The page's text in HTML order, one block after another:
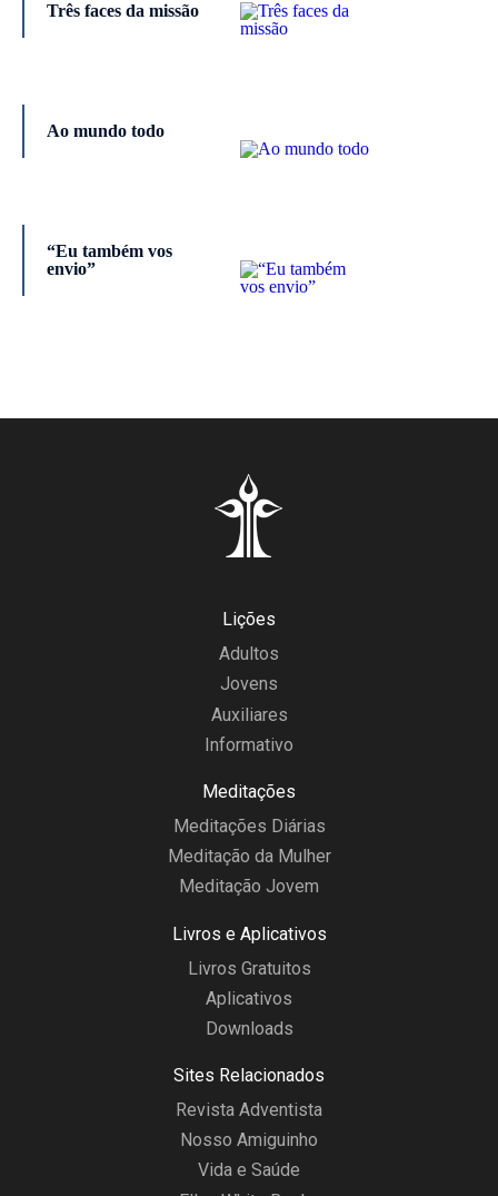
Três faces da missão
Ao mundo todo
“Eu também vos
envio”
Lições
Adultos
Jovens
Auxiliares
Informativo
Meditações
Meditações Diárias
Meditação da Mulher
Meditação Jovem
Livros e Aplicativos
Livros Gratuitos
Aplicativos
Downloads
Sites Relacionados
Revista Adventista
Nosso Amiguinho
Vida e Saúde